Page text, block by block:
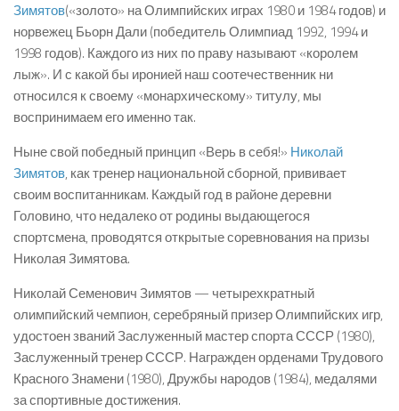
Зимятов(«золото» на Олимпийских играх 1980 и 1984 годов) и
норвежец Бьорн Дали (победитель Олимпиад 1992, 1994 и
1998 годов). Каждого из них по праву называют «королем
лыж». И с какой бы иронией наш соотечественник ни
относился к своему «монархическому» титулу, мы
воспринимаем его именно так.
Ныне свой победный принцип «Верь в себя!» Николай
Зимятов, как тренер национальной сборной, прививает
своим воспитанникам. Каждый год в районе деревни
Головино, что недалеко от родины выдающегося
спортсмена, проводятся открытые соревнования на призы
Николая Зимятова.
Николай Семенович Зимятов — четырехкратный
олимпийский чемпион, серебряный призер Олимпийских игр,
удостоен званий Заслуженный мастер спорта СССР (1980),
Заслуженный тренер СССР. Награжден орденами Трудового
Красного Знамени (1980), Дружбы народов (1984), медалями
за спортивные достижения.